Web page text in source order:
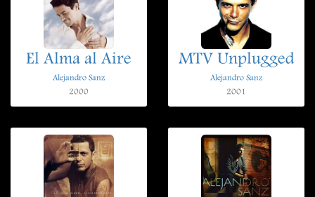
El Alma al Aire
Alejandro Sanz
2000
MTV Unplugged
Alejandro Sanz
2001